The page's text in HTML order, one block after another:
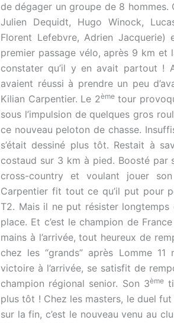
de dégager un groupe de 8 hommes.
Julien Dequidt, Hugo Winock,
Florent Lefebvre, Adrien
premier passage vélo, après 9 km
constater qu’il y en avait partout !
avaient réussi à prendre un peu
Kilian Carpentier. Le 2èmetour
sous l’impulsion de quelques gros
ce nouveau peloton de chasse.
s’était dessiné plus tôt. Restait à
costaud sur 3 km à pied. Boosté par
cross-country et voulant jouer
Carpentier fit tout ce qu’il put pour
T2. Mais il ne put résister
place. Et c’est le champion de
mains à l’arrivée, tout heureux de
chez les “grands” après Lomme
victoire à l’arrivée, se satisfit de
champion régional senior. Son 3ème
plus tôt ! Chez les masters, le duel
sur la fin, c’est le nouveau venu au